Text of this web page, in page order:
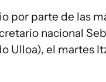
por parte de las
nacional
Ulloa), el martes